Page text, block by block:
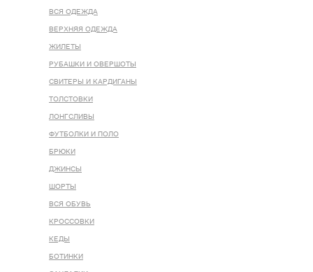
ВСЯ ОДЕЖДА
ВЕРХНЯЯ ОДЕЖДА
ЖИЛЕТЫ
РУБАШКИ И ОВЕРШОТЫ
СВИТЕРЫ И КАРДИГАНЫ
ТОЛСТОВКИ
ЛОНГСЛИВЫ
ФУТБОЛКИ И ПОЛО
БРЮКИ
ДЖИНСЫ
ШОРТЫ
ВСЯ ОБУВЬ
КРОССОВКИ
КЕДЫ
БОТИНКИ